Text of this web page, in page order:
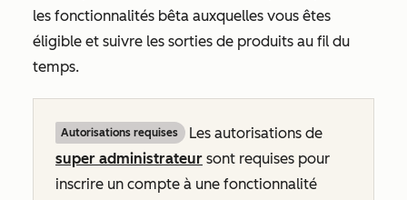
les fonctionnalités bêta auxquelles vous êtes
éligible et suivre les sorties de produits au fil du
temps.
Autorisations requises
Les autorisations de
super administrateur sont requises pour
inscrire un compte à une fonctionnalité